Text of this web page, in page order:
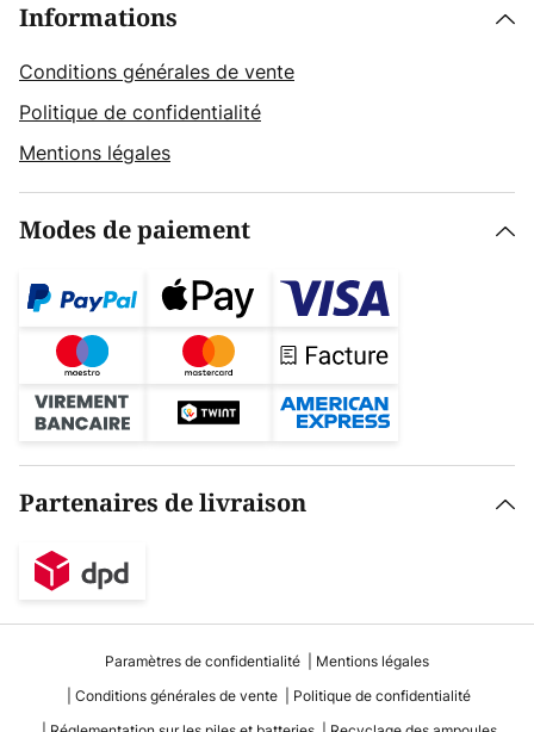
Informations
Conditions générales de vente
Politique de confidentialité
Mentions légales
Modes de paiement
Partenaires de livraison
Paramètres de confidentialité
Mentions légales
Conditions générales de vente
Politique de confidentialité